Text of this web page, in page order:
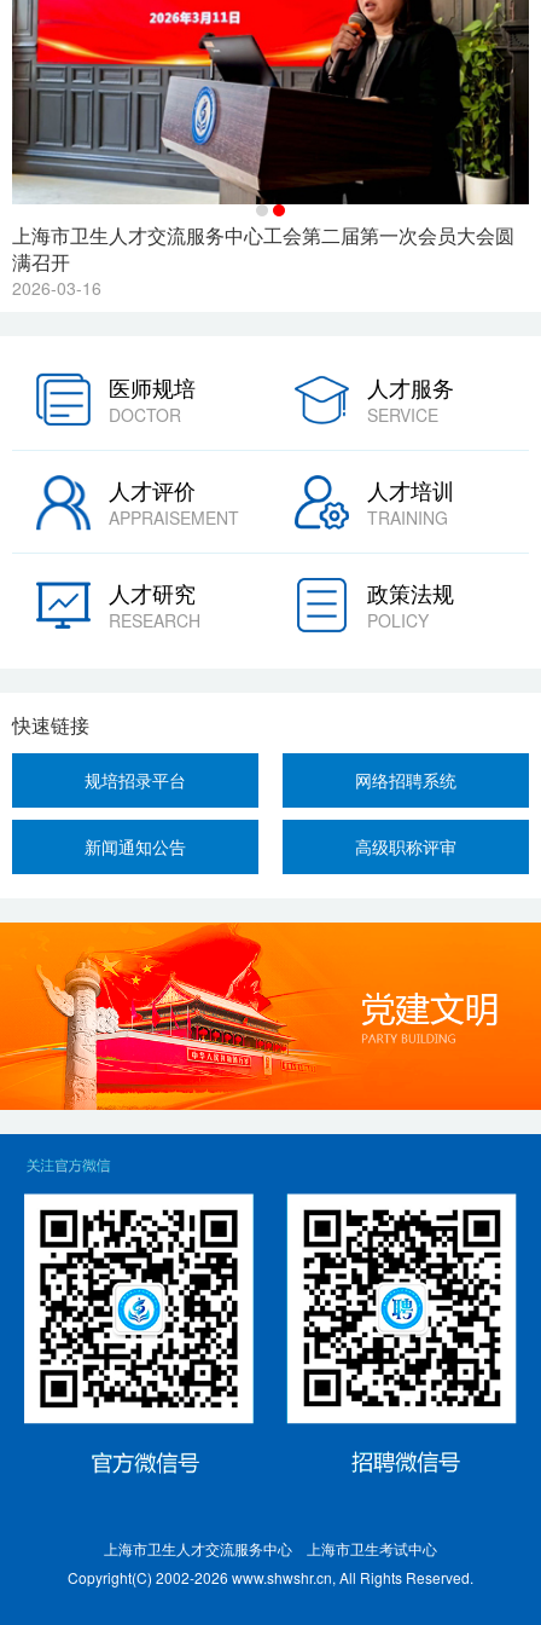
上海市卫生人才交流服务中心工会第二届第一次会员大会圆
满召开
2026-03-16
医师规培
DOCTOR
人才服务
SERVICE
人才评价
APPRAISEMENT
人才培训
TRAINING
人才研究
RESEARCH
政策法规
POLICY
快速链接
规培招录平台 网络招聘系统
新闻通知公告 高级职称评审
上海市卫生人才交流服务中心 上海市卫生考试中心
Copyright(C) 2002-2026 www.shwshr.cn, All Rights Reserved.